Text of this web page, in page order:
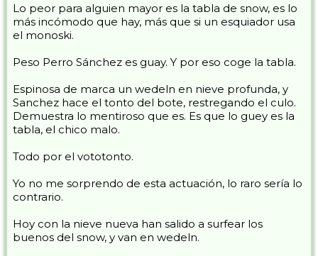
Lo peor para alguien mayor es la tabla de snow, es lo
más incómodo que hay, más que si un esquiador usa
el monoski.
Peso Perro Sánchez es guay. Y por eso coge la tabla.
Espinosa de marca un wedeln en nieve profunda, y
Sanchez hace el tonto del bote, restregando el culo.
Demuestra lo mentiroso que es. Es que lo guey es la
tabla, el chico malo.
Todo por el vototonto.
Yo no me sorprendo de esta actuación, lo raro sería lo
contrario.
Hoy con la nieve nueva han salido a surfear los
buenos del snow, y van en wedeln.